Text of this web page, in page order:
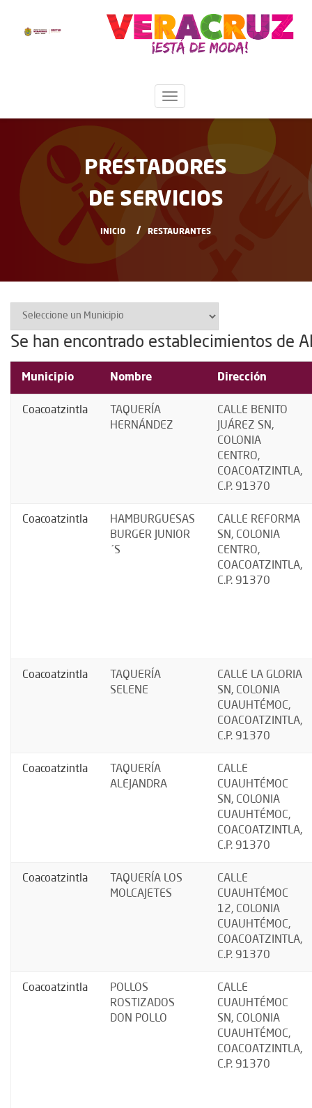
PRESTADORES
DE SERVICIOS
INICIO RESTAURANTES
Se han encontrado establecimientos de
Municipio Nombre Dirección
Coacoatzintla
TAQUERÍA
HERNÁNDEZ
CALLE BENITO
JUÁREZ SN,
COLONIA
CENTRO,
COACOATZINTLA,
C.P. 91370
Coacoatzintla
HAMBURGUESAS
BURGER JUNIOR
´S
CALLE REFORMA
SN, COLONIA
CENTRO,
COACOATZINTLA,
C.P. 91370
Coacoatzintla
TAQUERÍA
SELENE
CALLE LA GLORIA
SN, COLONIA
CUAUHTÉMOC,
COACOATZINTLA,
C.P. 91370
Coacoatzintla
TAQUERÍA
ALEJANDRA
CALLE
CUAUHTÉMOC
SN, COLONIA
CUAUHTÉMOC,
COACOATZINTLA,
C.P. 91370
Coacoatzintla
TAQUERÍA LOS
MOLCAJETES
CALLE
CUAUHTÉMOC
12, COLONIA
CUAUHTÉMOC,
COACOATZINTLA,
C.P. 91370
Coacoatzintla
POLLOS
ROSTIZADOS
DON POLLO
CALLE
CUAUHTÉMOC
SN, COLONIA
CUAUHTÉMOC,
COACOATZINTLA,
C.P. 91370